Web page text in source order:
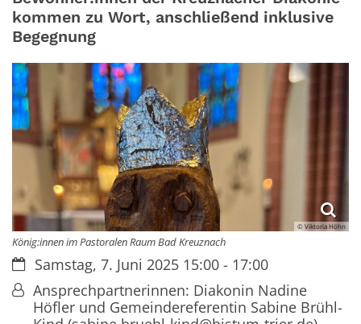
kommen zu Wort, anschließend inklusive
Begegnung
© Viktoria Höhn
König:innen im Pastoralen Raum Bad Kreuznach
Datum:Samstag, 7. Juni 2025 15:00 - 17:00
Von:Ansprechpartnerinnen: Diakonin Nadine
Höfler und Gemeindereferentin Sabine Brühl-